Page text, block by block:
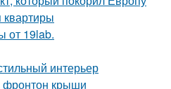
от 19lab.
интерьер
фронтон крыши